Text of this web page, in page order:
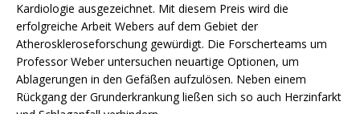
Kardiologie ausgezeichnet. Mit diesem Preis wird die
erfolgreiche Arbeit Webers auf dem Gebiet der
Atheroskleroseforschung gewürdigt. Die Forscherteams um
Professor Weber untersuchen neuartige Optionen, um
Ablagerungen in den Gefäßen aufzulösen. Neben einem
Rückgang der Grunderkrankung ließen sich so auch Herzinfarkt